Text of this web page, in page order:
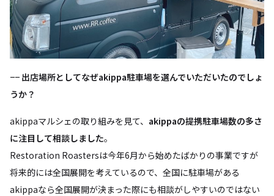
−− 出店場所としてなぜakippa駐車場を選んでいただいたのでしょ
うか？
akippaマルシェの取り組みを見て、 akippaの提携駐車場数の多さ
に注目して相談しました。
Restoration Roastersは今年6月から始めたばかりの事業ですが
将来的には全国展開を考えているので、全国に駐車場がある
akippaなら全国展開が決まった際にも相談がしやすいのではない